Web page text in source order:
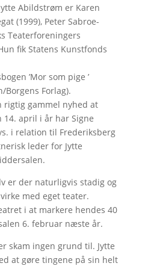
Abildstrøm er Karen
(1999), Peter Sabroe-
Teaterforeningers
fik Statens Kunstfonds
’Mor som pige ’
Forlag).
rigtig gammel nyhed at
april i år har Signe
i relation til Frederiksberg
leder for Jytte
er der naturligvis stadig og
med eget teater.
i at markere hendes 40
6. februar næste år.
skam ingen grund til. Jytte
at gøre tingene på sin helt